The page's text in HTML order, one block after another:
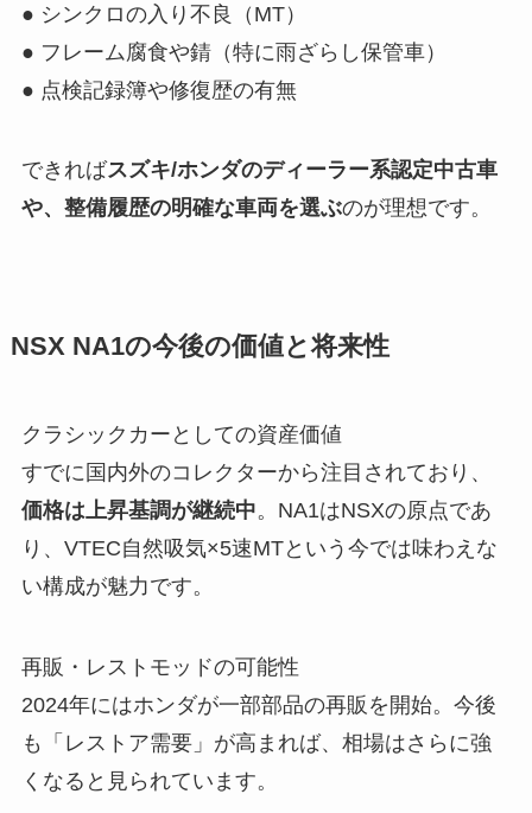
● シンクロの入り不良（MT）
● フレーム腐食や錆（特に雨ざらし保管車）
● 点検記録簿や修復歴の有無
できればスズキ/ホンダのディーラー系認定中古車
や、整備履歴の明確な車両を選ぶのが理想です。
NSX NA1の今後の価値と将来性
クラシックカーとしての資産価値
すでに国内外のコレクターから注目されており、
価格は上昇基調が継続中。NA1はNSXの原点であ
り、VTEC自然吸気×5速MTという今では味わえな
い構成が魅力です。
再販・レストモッドの可能性
2024年にはホンダが一部部品の再販を開始。今後
も「レストア需要」が高まれば、相場はさらに強
くなると見られています。